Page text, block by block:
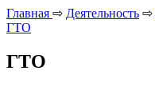
Главная ⇨ Деятельность ⇨
ГТО
ГТО